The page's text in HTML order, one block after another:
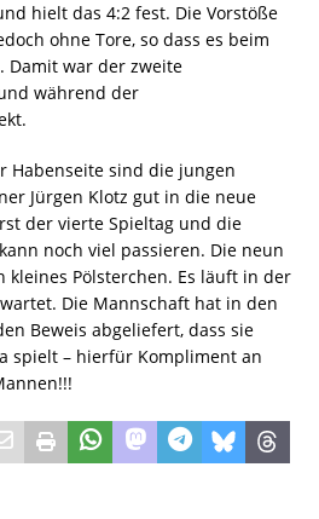
hielt das 4:2 fest. Die Vorstöße
ohne Tore, so dass es beim
Damit war der zweite
während der
Habenseite sind die jungen
Jürgen Klotz gut in die neue
der vierte Spieltag und die
noch viel passieren. Die neun
kleines Pölsterchen. Es läuft in der
Die Mannschaft hat in den
Beweis abgeliefert, dass sie
spielt – hierfür Kompliment an